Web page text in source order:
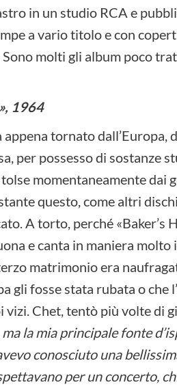
in un studio RCA e
a vario titolo e con
molti gli album poco
1964
tornato dall’Europa,
per possesso di sostanze
momentaneamente dai
questo, come altri
A torto, perché «Baker’s
e canta in maniera
matrimonio era
gli fosse stata rubata o che
Chet, tentò più volte di
la mia principale fonte
conosciuto una
per un concerto,